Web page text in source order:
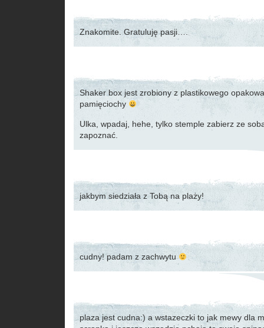
Znakomite. Gratuluję pasji….
Shaker box jest zrobiony z plastikowego
pamięciochy
Ulka, wpadaj, hehe, tylko stemple zabierz ze
zapoznać.
jakbym siedziała z Tobą na plaży!
cudny! padam z zachwytu
plaza jest cudna:) a wstazeczki to jak mewy dla